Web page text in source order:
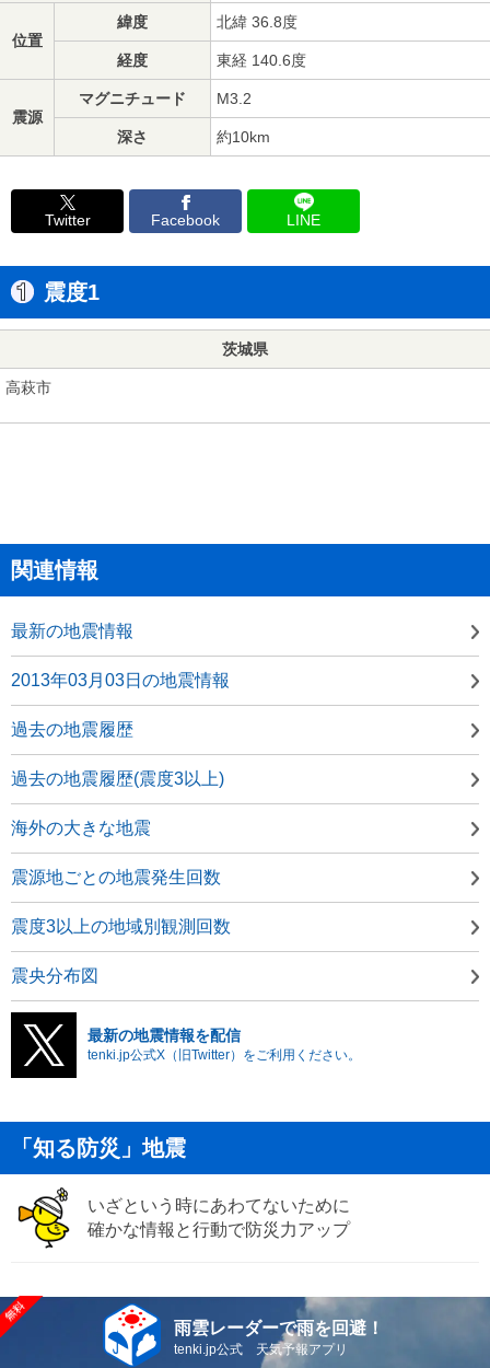
位置
緯度 北緯 36.8度
経度 東経 140.6度
震源
マグニチュード M3.2
深さ 約10km
Twitter Facebook LINE
震度1
茨城県
高萩市
関連情報
最新の地震情報
2013年03月03日の地震情報
過去の地震履歴
過去の地震履歴(震度3以上)
海外の大きな地震
震源地ごとの地震発生回数
震度3以上の地域別観測回数
震央分布図
最新の地震情報を配信
tenki.jp公式X（旧Twitter）をご利用ください。
「知る防災」地震
いざという時にあわてないために
確かな情報と行動で防災力アップ
雨雲レーダーで雨を回避！
tenki.jp公式 天気予報アプリ